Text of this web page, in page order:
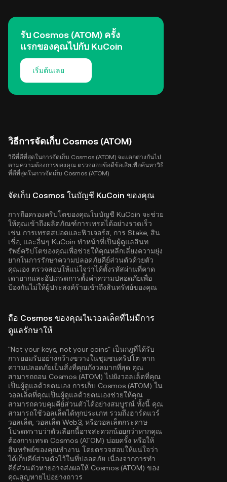
รับ Cosmos (ATOM) ครั้ง
แรกของคุณไปกับ KuCoin
เริ่มต้นเลย
วิธีการจัดเก็บ Cosmos (ATOM)
วิธีที่ดีที่สุดในการจัดเก็บ Cosmos (ATOM) จะแตกต่างกันไป
ตามความต้องการของคุณ ตรวจสอบข้อดีข้อเสียเพื่อค้นหาวิธี
ที่ดีที่สุดในการจัดเก็บ Cosmos (ATOM)
จัดเก็บ Cosmos ในบัญชี KuCoin ของคุณ
การถือครองคริปโตของคุณในบัญชี KuCoin จะช่วย
ให้คุณเข้าถึงผลิตภัณฑ์การเทรดได้อย่างรวดเร็ว
เช่น การเทรดสปอตและฟิวเจอร์ส, การ Stake, สิน
เชื่อ, และอื่นๆ KuCoin ทำหน้าที่เป็นผู้ดูแลสินท
รัพย์คริปโตของคุณเพื่อช่วยให้คุณหลีกเลี่ยงความยุ่ง
ยากในการรักษาความปลอดภัยคีย์ส่วนตัวด้วยตัว
คุณเอง ตรวจสอบให้แน่ใจว่าได้ตั้งรหัสผ่านที่คาด
เดายากและอัปเกรดการตั้งค่าความปลอดภัยเพื่อ
ป้องกันไม่ให้ผู้ประสงค์ร้ายเข้าถึงสินทรัพย์ของคุณ
ถือ Cosmos ของคุณในวอลเล็ตที่ไม่มีการ
ดูแลรักษาให้
"Not your keys, not your coins" เป็นกฎที่ได้รับ
การยอมรับอย่างกว้างขวางในชุมชนคริปโต หาก
ความปลอดภัยเป็นสิ่งที่คุณกังวลมากที่สุด คุณ
สามารถถอน Cosmos (ATOM) ไปยังวอลเล็ตที่คุณ
เป็นผู้ดูแลด้วยตนเอง การเก็บ Cosmos (ATOM) ใน
วอลเล็ตที่คุณเป็นผู้ดูแลด้วยตนเองช่วยให้คุณ
สามารถควบคุมคีย์ส่วนตัวได้อย่างสมบูรณ์ ทั้งนี้ คุณ
สามารถใช้วอลเล็ตได้ทุกประเภท รวมถึงฮาร์ดแวร์
วอลเล็ต, วอลเล็ต Web3, หรือวอลเล็ตกระดาษ
โปรดทราบว่าตัวเลือกนี้อาจสะดวกน้อยกว่าหากคุณ
ต้องการเทรด Cosmos (ATOM) บ่อยครั้ง หรือให้
สินทรัพย์ของคุณทำงาน โดยตรวจสอบให้แน่ใจว่า
ได้เก็บคีย์ส่วนตัวไว้ในที่ปลอดภัย เนื่องจากการทำ
คีย์ส่วนตัวหายอาจส่งผลให้ Cosmos (ATOM) ของ
คุณสูญหายไปอย่างถาวร